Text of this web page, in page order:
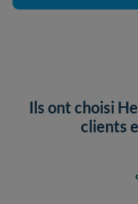
Ils ont choisi
clients